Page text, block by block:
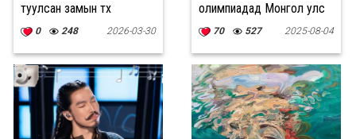
туулсан замын түүх
0 248 2026-03-30
олимпиадад Монгол улс
18-р байранд орлоо
70 527 2025-08-04